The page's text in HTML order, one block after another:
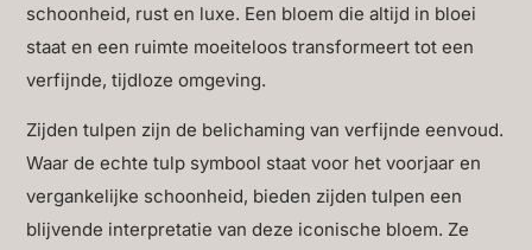
schoonheid, rust en luxe. Een bloem die altijd in bloei
staat en een ruimte moeiteloos transformeert tot een
verfijnde, tijdloze omgeving.
Zijden tulpen zijn de belichaming van verfijnde eenvoud.
Waar de echte tulp symbool staat voor het voorjaar en
vergankelijke schoonheid, bieden zijden tulpen een
blijvende interpretatie van deze iconische bloem. Ze